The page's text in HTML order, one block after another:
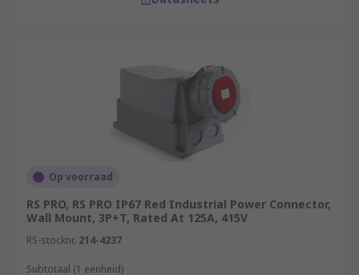
Op voorraad
RS PRO, RS PRO IP67 Red Industrial Power Connector,
Wall Mount, 3P+T, Rated At 125A, 415V
RS-stocknr. 214-4237
Subtotaal (1 eenheid)